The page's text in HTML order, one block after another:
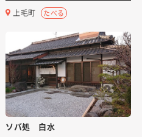
上毛町 たべる
ソバ処 白水